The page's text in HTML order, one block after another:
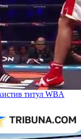
титул WBA